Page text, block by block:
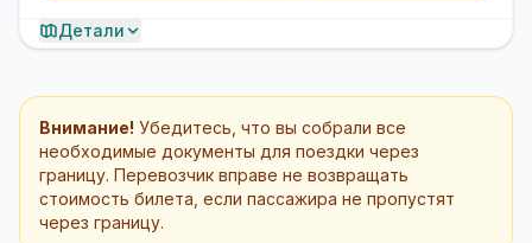
Детали
Внимание! Убедитесь, что вы собрали все
необходимые документы для поездки через
границу. Перевозчик вправе не возвращать
стоимость билета, если пассажира не пропустят
через границу.